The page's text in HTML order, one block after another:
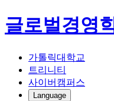
글로벌경영
가톨릭대학교
트리니티
사이버캠퍼스
Language